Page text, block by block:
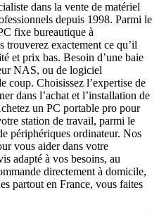
dans la vente de matériel
depuis 1998. Parmi le
fixe bureautique à
trouverez exactement ce qu’il
et prix bas. Besoin d’une baie
NAS, ou de logiciel
coup. Choisissez l’expertise de
dans l’achat et l’installation de
un PC portable pro pour
station de travail, parmi le
périphériques ordinateur. Nos
vous aider dans votre
adapté à vos besoins, au
directement à domicile,
partout en France, vous faites